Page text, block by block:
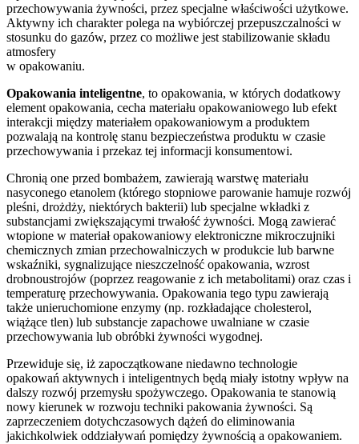
przechowywania żywności, przez specjalne właściwości użytkowe.
Aktywny ich charakter polega na wybiórczej przepuszczalności w
stosunku do gazów, przez co możliwe jest stabilizowanie składu
atmosfery
w opakowaniu.
Opakowania inteligentne, to opakowania, w których dodatkowy
element opakowania, cecha materiału opakowaniowego lub efekt
interakcji między materiałem opakowaniowym a produktem
pozwalają na kontrolę stanu bezpieczeństwa produktu w czasie
przechowywania i przekaz tej informacji konsumentowi.
Chronią one przed bombażem, zawierają warstwę materiału
nasyconego etanolem (którego stopniowe parowanie hamuje rozwój
pleśni, drożdży, niektórych bakterii) lub specjalne wkładki z
substancjami zwiększającymi trwałość żywności. Mogą zawierać
wtopione w materiał opakowaniowy elektroniczne mikroczujniki
chemicznych zmian przechowalniczych w produkcie lub barwne
wskaźniki, sygnalizujące nieszczelność opakowania, wzrost
drobnoustrojów (poprzez reagowanie z ich metabolitami) oraz czas i
temperaturę przechowywania. Opakowania tego typu zawierają
także unieruchomione enzymy (np. rozkładające cholesterol,
wiążące tlen) lub substancje zapachowe uwalniane w czasie
przechowywania lub obróbki żywności wygodnej.
Przewiduje się, iż zapoczątkowane niedawno technologie
opakowań aktywnych i inteligentnych będą miały istotny wpływ na
dalszy rozwój przemysłu spożywczego. Opakowania te stanowią
nowy kierunek w rozwoju techniki pakowania żywności. Są
zaprzeczeniem dotychczasowych dążeń do eliminowania
jakichkolwiek oddziaływań pomiędzy żywnością a opakowaniem.